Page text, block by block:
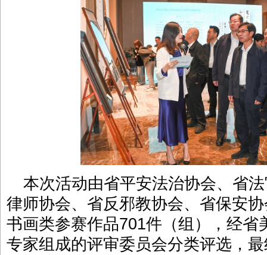
本次活动由省平安法治协会、省
律师协会、省反邪教协会、省保安
书画类参赛作品701件（组），经省
专家组成的评审委员会分类评选，